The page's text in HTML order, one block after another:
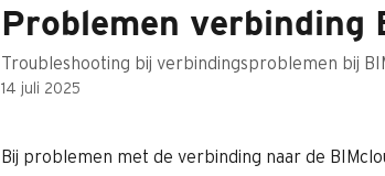
Problemen verbinding
Troubleshooting bij verbindingsproblemen bij
14 juli 2025
Bij problemen met de verbinding naar de